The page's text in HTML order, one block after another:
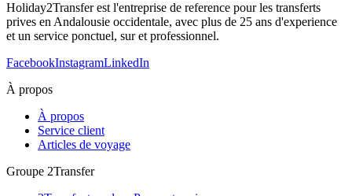
Holiday2Transfer est l'entreprise de reference pour les transferts
prives en Andalousie occidentale, avec plus de 25 ans d'experience
et un service ponctuel, sur et professionnel.
FacebookInstagramLinkedIn
À propos
À propos
Service client
Articles de voyage
Groupe 2Transfer